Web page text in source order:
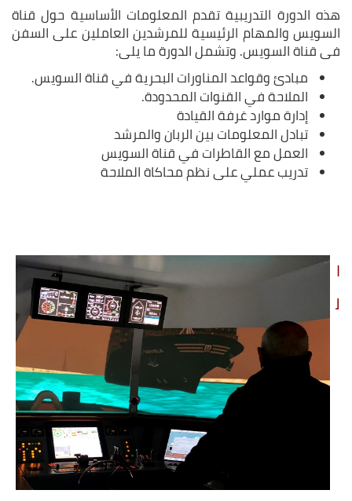
هذه الدورة التدريبية تقدم المعلومات الأساسية حول قناة
السويس والمهام الرئيسية للمرشدين العاملين على السفن
في قناة السويس. وتشمل الدورة ما يلي:
مبادئ وقواعد المناورات البحرية في قناة السويس.
الملاحة في القنوات المحدودة.
إدارة موارد غرفة القيادة
تبادل المعلومات بين الربان والمرشد
العمل مع القاطرات في قناة السويس
تدريب عملي على نظم محاكاة الملاحة
ا
ل